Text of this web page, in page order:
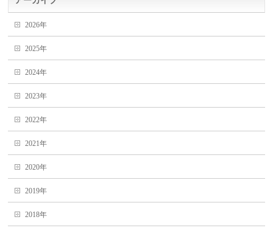
2026年
2025年
2024年
2023年
2022年
2021年
2020年
2019年
2018年